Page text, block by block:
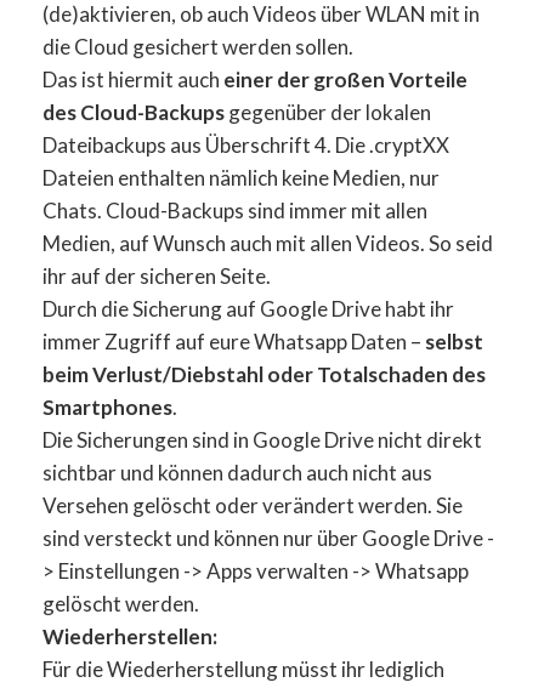
(de)aktivieren, ob auch Videos über WLAN mit in
die Cloud gesichert werden sollen.
Das ist hiermit auch einer der großen Vorteile
des Cloud-Backupsgegenüber der lokalen
Dateibackups aus Überschrift 4. Die .cryptXX
Dateien enthalten nämlich keine Medien, nur
Chats. Cloud-Backups sind immer mit allen
Medien, auf Wunsch auch mit allen Videos. So seid
ihr auf der sicheren Seite.
Durch die Sicherung auf Google Drive habt ihr
immer Zugriff auf eure Whatsapp Daten – selbst
beim Verlust/Diebstahl oder Totalschaden des
Smartphones.
Die Sicherungen sind in Google Drive nicht direkt
sichtbar und können dadurch auch nicht aus
Versehen gelöscht oder verändert werden. Sie
sind versteckt und können nur über Google Drive -
> Einstellungen -> Apps verwalten -> Whatsapp
gelöscht werden.
Wiederherstellen:
Für die Wiederherstellung müsst ihr lediglich